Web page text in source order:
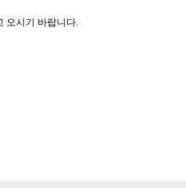
오시기 바랍니다.